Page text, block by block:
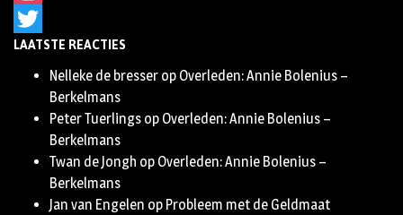
Instagram
Twitter
LAATSTE REACTIES
Nelleke de bresser op Overleden: Annie Bolenius –
Berkelmans
Peter Tuerlings op Overleden: Annie Bolenius –
Berkelmans
Twan de Jongh op Overleden: Annie Bolenius –
Berkelmans
Jan van Engelen op Probleem met de Geldmaat